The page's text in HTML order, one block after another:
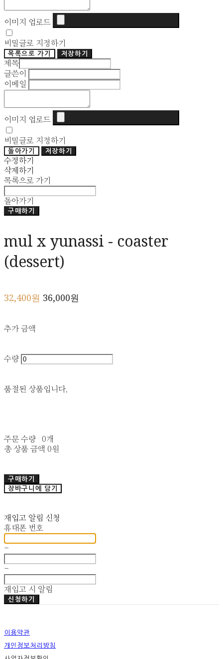
이미지 업로드
비밀글로 지정하기
목록으로 가기 저장하기
제목
글쓴이
이메일
이미지 업로드
비밀글로 지정하기
돌아가기 저장하기
수정하기
삭제하기
목록으로 가기
돌아가기
구매하기
mul x yunassi - coaster
(dessert)
32,400원 36,000원
추가 금액
수량
품절된 상품입니다.
주문 수량
0개
총 상품 금액 0원
구매하기
장바구니에 담기
재입고 알림 신청
휴대폰 번호
-
-
재입고 시 알림
신청하기
이용약관
개인정보처리방침